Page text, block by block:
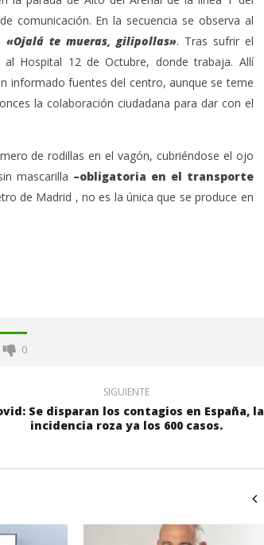
comunicación. En la secuencia se observa al
«Ojalá te mueras, gilipollas». Tras sufrir el
Hospital 12 de Octubre, donde trabaja. Allí
informado fuentes del centro, aunque se teme
la colaboración ciudadana para dar con el
de rodillas en el vagón, cubriéndose el ojo
mascarilla –obligatoria en el transporte
de Madrid , no es la única que se produce en
0
SIGUIENTE
Se disparan los contagios en España, la
incidencia roza ya los 600 casos.